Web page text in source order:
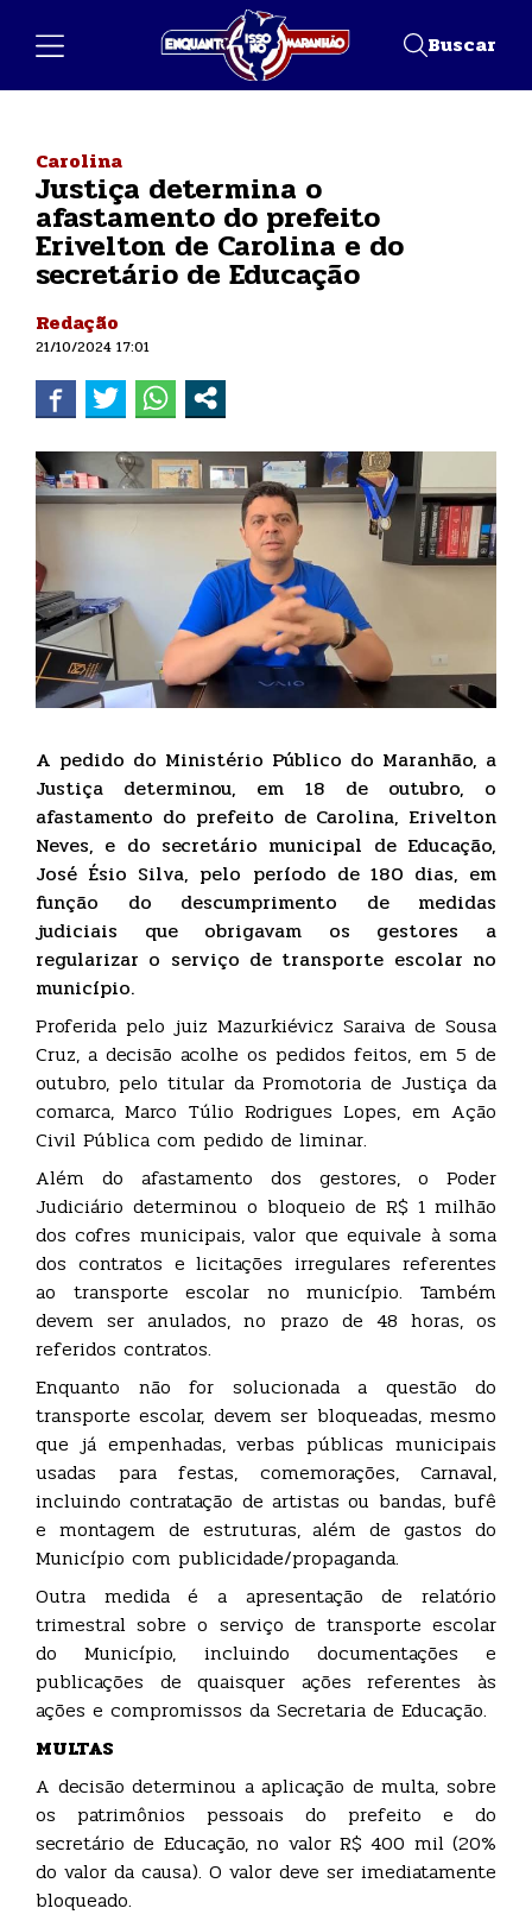
Buscar
Carolina
Justiça determina o
afastamento do prefeito
Erivelton de Carolina e do
secretário de Educação
Redação
21/10/2024 17:01
A pedido do Ministério Público do Maranhão, a
Justiça determinou, em 18 de outubro, o
afastamento do prefeito de Carolina, Erivelton
Neves, e do secretário municipal de Educação,
José Ésio Silva, pelo período de 180 dias, em
função do descumprimento de medidas
judiciais que obrigavam os gestores a
regularizar o serviço de transporte escolar no
município.
Proferida pelo juiz Mazurkiévicz Saraiva de Sousa
Cruz, a decisão acolhe os pedidos feitos, em 5 de
outubro, pelo titular da Promotoria de Justiça da
comarca, Marco Túlio Rodrigues Lopes, em Ação
Civil Pública com pedido de liminar.
Além do afastamento dos gestores, o Poder
Judiciário determinou o bloqueio de R$ 1 milhão
dos cofres municipais, valor que equivale à soma
dos contratos e licitações irregulares referentes
ao transporte escolar no município. Também
devem ser anulados, no prazo de 48 horas, os
referidos contratos.
Enquanto não for solucionada a questão do
transporte escolar, devem ser bloqueadas, mesmo
que já empenhadas, verbas públicas municipais
usadas para festas, comemorações, Carnaval,
incluindo contratação de artistas ou bandas, bufê
e montagem de estruturas, além de gastos do
Município com publicidade/propaganda.
Outra medida é a apresentação de relatório
trimestral sobre o serviço de transporte escolar
do Município, incluindo documentações e
publicações de quaisquer ações referentes às
ações e compromissos da Secretaria de Educação.
MULTAS
A decisão determinou a aplicação de multa, sobre
os patrimônios pessoais do prefeito e do
secretário de Educação, no valor R$ 400 mil (20%
do valor da causa). O valor deve ser imediatamente
bloqueado.